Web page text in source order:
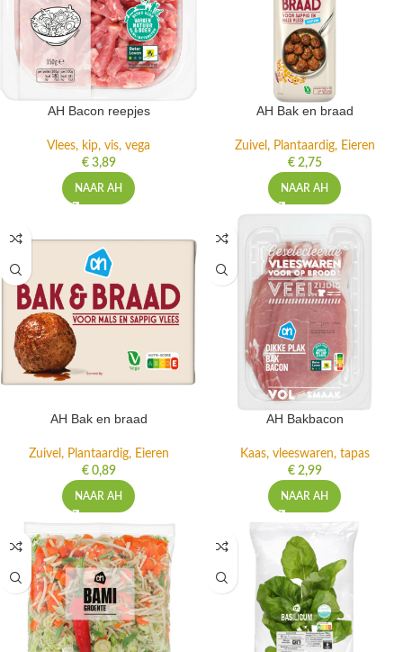
AH Bacon reepjes
Vlees, kip, vis, vega
€3,89
NAAR AH
AH Bak en braad
Zuivel, Plantaardig, Eieren
€2,75
NAAR AH
AH Bak en braad
Zuivel, Plantaardig, Eieren
€0,89
NAAR AH
AH Bakbacon
Kaas, vleeswaren, tapas
€2,99
NAAR AH